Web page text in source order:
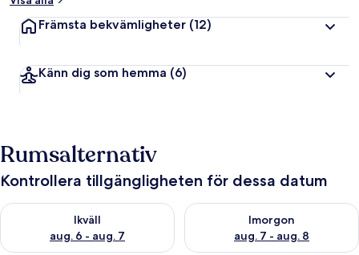
Främsta bekvämligheter (12)
Känn dig som hemma (6)
Rumsalternativ
Kontrollera tillgängligheten för dessa datum
Ikväll
aug. 6 - aug. 7
Kontrollera tillgängligheten för ikväll aug. 6 - aug. 7
Imorgon
aug. 7 - aug. 8
Kontrollera tillgängligheten